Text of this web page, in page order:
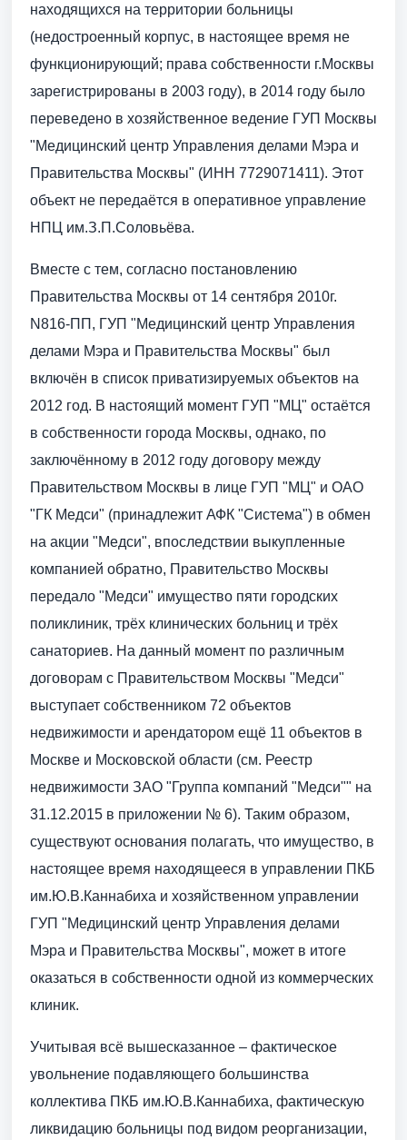
находящихся на территории больницы
(недостроенный корпус, в настоящее время не
функционирующий; права собственности г.Москвы
зарегистрированы в 2003 году), в 2014 году было
переведено в хозяйственное ведение ГУП Москвы
"Медицинский центр Управления делами Мэра и
Правительства Москвы" (ИНН 7729071411). Этот
объект не передаётся в оперативное управление
НПЦ им.З.П.Соловьёва.
Вместе с тем, согласно постановлению
Правительства Москвы от 14 сентября 2010г.
N816-ПП, ГУП "Медицинский центр Управления
делами Мэра и Правительства Москвы" был
включён в список приватизируемых объектов на
2012 год. В настоящий момент ГУП "МЦ" остаётся
в собственности города Москвы, однако, по
заключённому в 2012 году договору между
Правительством Москвы в лице ГУП "МЦ" и ОАО
"ГК Медси" (принадлежит АФК "Система") в обмен
на акции "Медси", впоследствии выкупленные
компанией обратно, Правительство Москвы
передало "Медси" имущество пяти городских
поликлиник, трёх клинических больниц и трёх
санаториев. На данный момент по различным
договорам с Правительством Москвы "Медси"
выступает собственником 72 объектов
недвижимости и арендатором ещё 11 объектов в
Москве и Московской области (см. Реестр
недвижимости ЗАО "Группа компаний "Медси"" на
31.12.2015 в приложении № 6). Таким образом,
существуют основания полагать, что имущество, в
настоящее время находящееся в управлении ПКБ
им.Ю.В.Каннабиха и хозяйственном управлении
ГУП "Медицинский центр Управления делами
Мэра и Правительства Москвы", может в итоге
оказаться в собственности одной из коммерческих
клиник.
Учитывая всё вышесказанное – фактическое
увольнение подавляющего большинства
коллектива ПКБ им.Ю.В.Каннабиха, фактическую
ликвидацию больницы под видом реорганизации,